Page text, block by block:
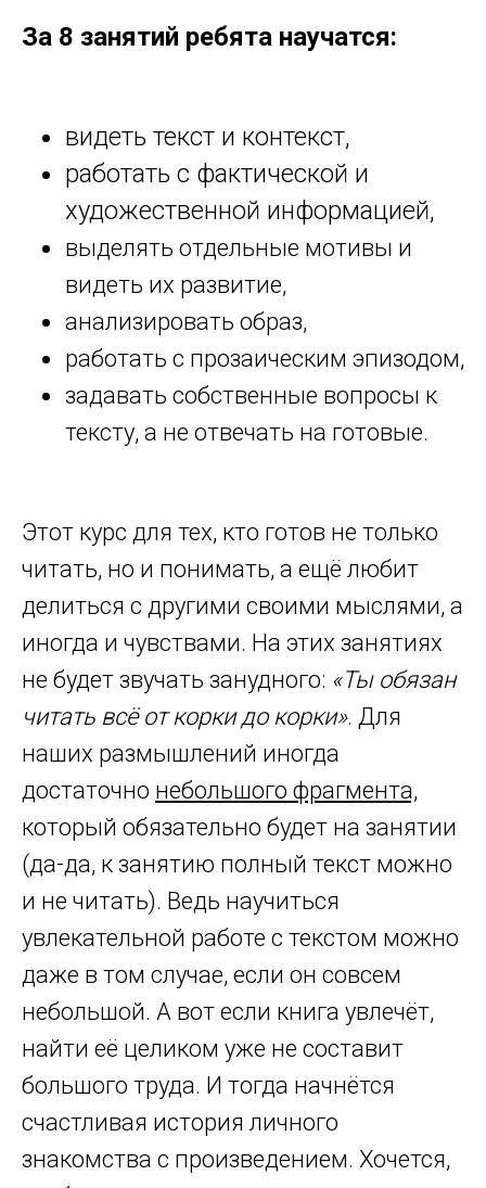
За 8 занятий ребята научатся:
видеть текст и контекст,
работать с фактической и
художественной информацией,
выделять отдельные мотивы и
видеть их развитие,
анализировать образ,
работать с прозаическим эпизодом,
задавать собственные вопросы к
тексту, а не отвечать на готовые.
Этот курс для тех, кто готов не только
читать, но и понимать, а ещё любит
делиться с другими своими мыслями, а
иногда и чувствами. На этих занятиях
не будет звучать занудного: «Ты обязан
читать всё от корки до корки». Для
наших размышлений иногда
достаточно небольшого фрагмента,
который обязательно будет на занятии
(да-да, к занятию полный текст можно
и не читать). Ведь научиться
увлекательной работе с текстом можно
даже в том случае, если он совсем
небольшой. А вот если книга увлечёт,
найти её целиком уже не составит
большого труда. И тогда начнётся
счастливая история личного
знакомства с произведением. Хочется,